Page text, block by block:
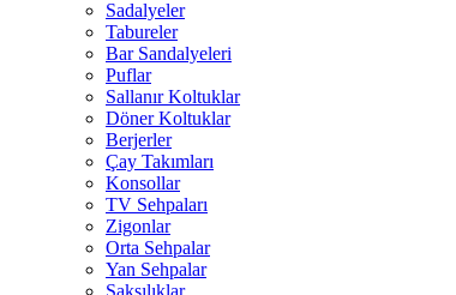
Sadalyeler
Tabureler
Bar Sandalyeleri
Puflar
Sallanır Koltuklar
Döner Koltuklar
Berjerler
Çay Takımları
Konsollar
TV Sehpaları
Zigonlar
Orta Sehpalar
Yan Sehpalar
Saksılıklar